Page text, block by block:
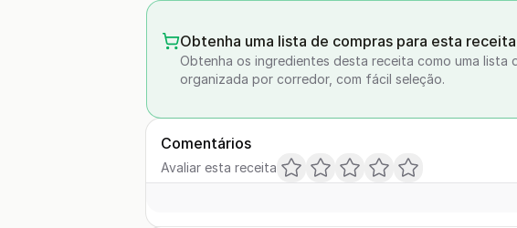
Obtenha uma lista de compras para esta receita
Obtenha os ingredientes desta receita como uma
organizada por corredor, com fácil seleção.
Comentários
Avaliar esta receita